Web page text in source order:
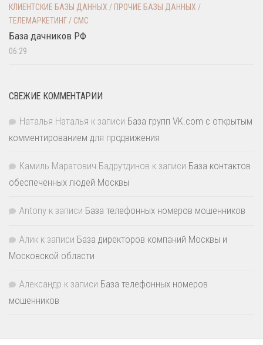
КЛИЕНТСКИЕ БАЗЫ ДАННЫХ / ПРОЧИЕ БАЗЫ ДАННЫХ /
ТЕЛЕМАРКЕТИНГ / СМС
База дачников РФ
06:29
СВЕЖИЕ КОММЕНТАРИИ
Наталья Наталья к записи База групп VK.com с открытым
комментированием для продвижения
Камиль Маратович Бадрутдинов к записи База контактов
обеспеченных людей Москвы
Antony к записи База телефонных номеров мошенников
Алик к записи База директоров компаний Москвы и
Московской области
Александр к записи База телефонных номеров
мошенников